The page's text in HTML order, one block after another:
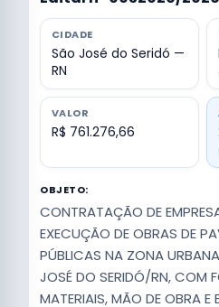
CIDADE
São José do Seridó —
RN
VALOR
R$ 761.276,66
OBJETO:
CONTRATAÇÃO DE
EXECUÇÃO DE OBRAS DE
PÚBLICAS NA ZONA
JOSÉ DO SERIDÓ/RN, COM
MATERIAIS, MÃO DE OBRA E